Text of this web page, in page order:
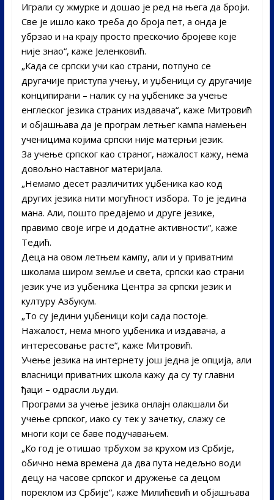
Играли су жмурке и дошао је ред на њега да броји.
Све је ишло како треба до броја пет, а онда је
убрзао и на крају просто прескочио бројеве које
није знао“, каже Јеленковић.
„Када се српски учи као страни, потпуно се
другачије приступа учењу, и уџбеници су другачије
конципирани – налик су на уџбенике за учење
енглеског језика страних издавача“, каже Митровић
и објашњава да је програм летњег кампа намењен
ученицима којима српски није матерњи језик.
За учење српског као страног, нажалост кажу, нема
довољно наставног материјала.
„Немамо десет различитих уџбеника као код
других језика нити могућност избора. То је једина
мана. Али, пошто предајемо и друге језике,
правимо своје игре и додатне активности“, каже
Тедић.
Деца на овом летњем кампу, али и у приватним
школама широм земље и света, српски као страни
језик уче из уџбеника Центра за српски језик и
културу Азбукум.
„То су једини уџбеници који сада постоје.
Нажалост, нема много уџбеника и издавача, а
интересовање расте“, каже Митровић.
Учење језика на интернету још једна је опција, али
власници приватних школа кажу да су ту главни
ђаци – одрасли људи.
Програми за учење језика онлајн олакшали би
учење српског, иако су тек у зачетку, слажу се
многи који се баве подучавањем.
„Ко год је отишао трбухом за крухом из Србије,
обично нема времена да два пута недељно води
децу на часове српског и дружење са децом
пореклом из Србије“, каже Милићевић и објашњава